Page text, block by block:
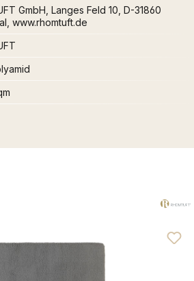
GmbH, Langes Feld 10, D-31860
www.rhomtuft.de